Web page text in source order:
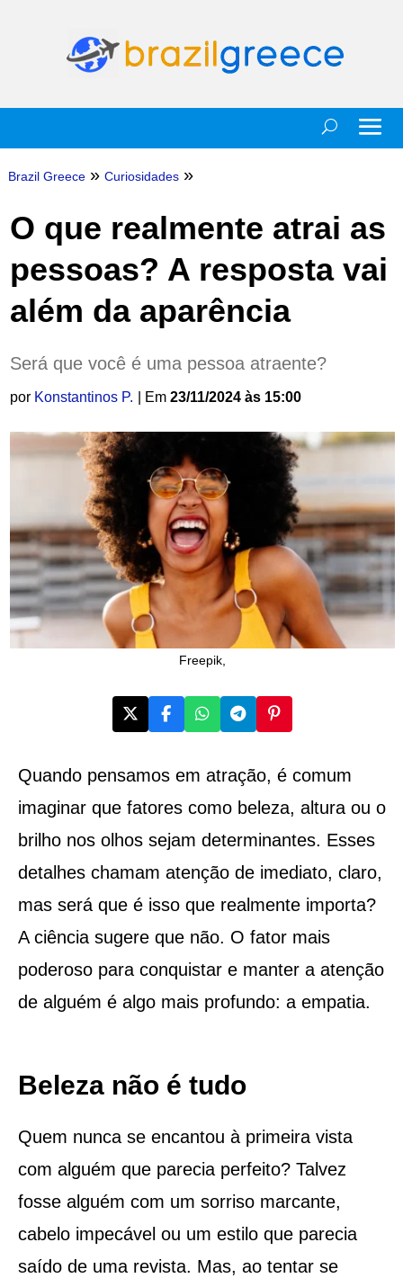
Brazil Greece » Curiosidades »
O que realmente atrai as
pessoas? A resposta vai
além da aparência
Será que você é uma pessoa atraente?
por Konstantinos P. | Em 23/11/2024 às 15:00
Freepik,
Quando pensamos em atração, é comum
imaginar que fatores como beleza, altura ou o
brilho nos olhos sejam determinantes. Esses
detalhes chamam atenção de imediato, claro,
mas será que é isso que realmente importa?
A ciência sugere que não. O fator mais
poderoso para conquistar e manter a atenção
de alguém é algo mais profundo: a empatia.
Beleza não é tudo
Quem nunca se encantou à primeira vista
com alguém que parecia perfeito? Talvez
fosse alguém com um sorriso marcante,
cabelo impecável ou um estilo que parecia
saído de uma revista. Mas, ao tentar se